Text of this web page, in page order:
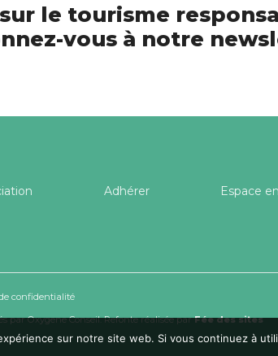
le tourisme
vous à notre
Adhérer Espace
confidentialité
parOxygene Conseil. Refonte réalisée parFée des sites
sur notre site web. Si vous continuez à